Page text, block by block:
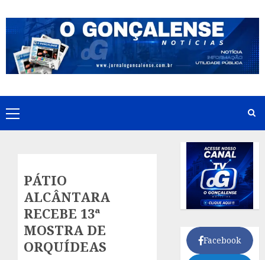
to
content
Primary
Menu
PÁTIO
ALCÂNTARA
RECEBE 13ª
MOSTRA DE
ORQUÍDEAS
Facebook